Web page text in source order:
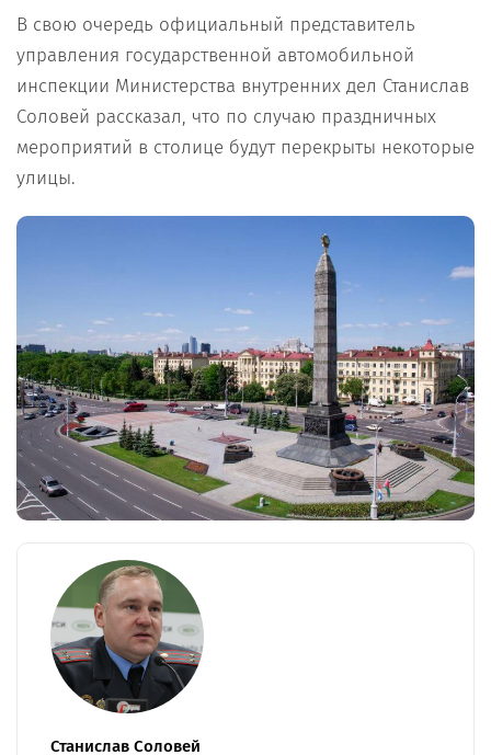
В свою очередь официальный представитель
управления государственной автомобильной
инспекции Министерства внутренних дел Станислав
Соловей рассказал, что по случаю праздничных
мероприятий в столице будут перекрыты некоторые
улицы.
Станислав Соловей